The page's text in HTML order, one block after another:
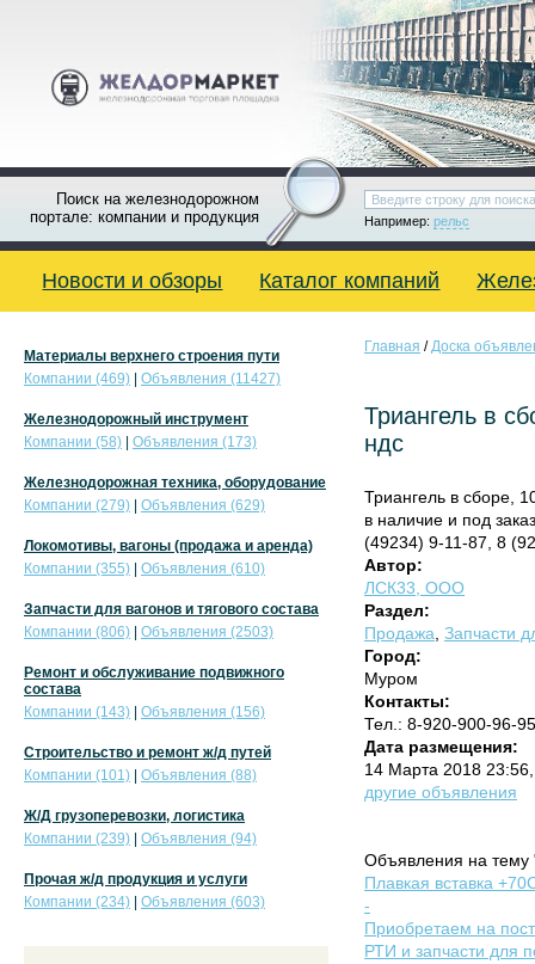
Поиск на железнодорожном
портале: компании и продукция
Например: рельс
Новости и обзоры Каталог компаний
Главная /Доска
Триангель в
ндс
Триангель в сборе,
в наличие и под
(49234) 9-11-87, 8
Автор:
ЛСК33, ООО
Раздел:
Продажа Запчасти
Город:
Муром
Контакты:
Тел.: 8-920-900-96-
Дата размещения:
14 Марта 2018
другие объявления
Объявления на тему
Плавкая вставка
-
Приобретаем на
РТИ и запчасти для
Материалы верхнего строения пути
Компании (469)
Объявления (11427)
Железнодорожный инструмент
Компании (58)
Объявления (173)
Железнодорожная техника, оборудование
Компании (279)
Объявления (629)
Локомотивы, вагоны (продажа и аренда)
Компании (355)
Объявления (610)
Запчасти для вагонов и тягового состава
Компании (806)
Объявления (2503)
Ремонт и обслуживание подвижного
состава
Компании (143)
Объявления (156)
Строительство и ремонт ж/д путей
Компании (101)
Объявления (88)
Ж/Д грузоперевозки, логистика
Компании (239)
Объявления (94)
Прочая ж/д продукция и услуги
Компании (234)
Объявления (603)